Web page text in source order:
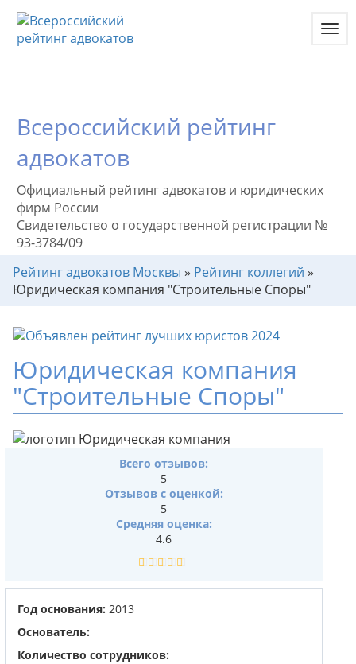
Всероссийский рейтинг
адвокатов
Официальный рейтинг адвокатов и юридических
фирм России
Свидетельство о государственной регистрации №
93-3784/09
Рейтинг адвокатов Москвы » Рейтинг коллегий »
Юридическая компания "Строительные Споры"
Юридическая компания
"Строительные Споры"
Год основания: 2013
Основатель:
Количество сотрудников:
Всего отзывов:
5
Отзывов с оценкой:
5
Средняя оценка:
4.6